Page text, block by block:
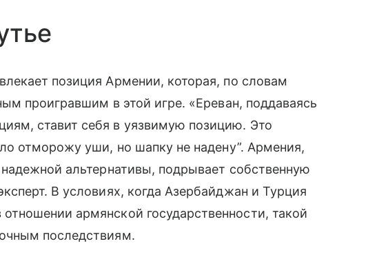
позиция Армении, которая, по словам
проигравшим в этой игре. «Ереван, поддаваясь
ставит себя в уязвимую позицию. Это
отморожу уши, но шапку не надену”. Армения,
альтернативы, подрывает собственную
В условиях, когда Азербайджан и Турция
армянской государственности, такой
последствиям.